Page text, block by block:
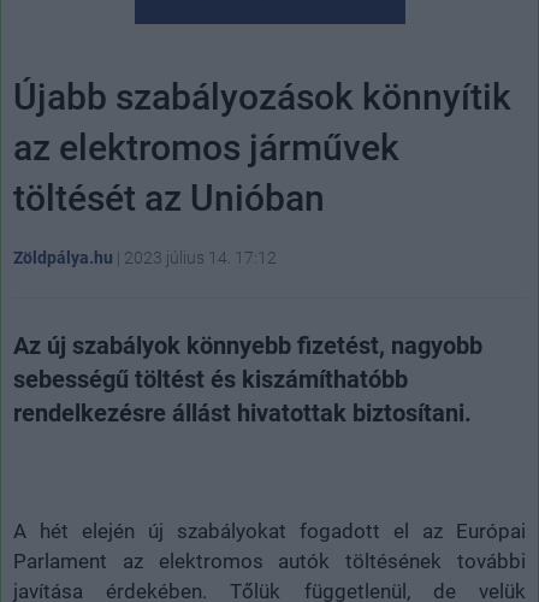
Újabb szabályozások könnyítik
az elektromos járművek
töltését az Unióban
Zöldpálya.hu | 2023 július 14. 17:12
Az új szabályok könnyebb fizetést, nagyobb
sebességű töltést és kiszámíthatóbb
rendelkezésre állást hivatottak biztosítani.
A hét elején új szabályokat fogadott el az Európai
Parlament az elektromos autók töltésének további
javítása érdekében. Tőlük függetlenül, de velük